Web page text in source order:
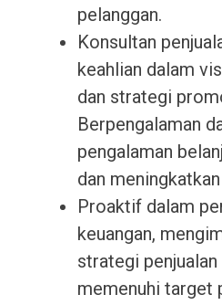
pelanggan.
Konsultan
keahlian dalam
dan strategi
Berpengalaman
pengalaman
dan
Proaktif dalam
keuangan,
strategi
memenuhi target